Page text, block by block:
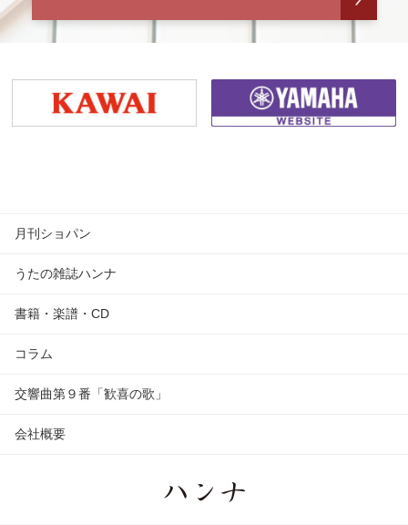
月刊ショパン
うたの雑誌ハンナ
書籍・楽譜・CD
コラム
交響曲第９番「歓喜の歌」
会社概要